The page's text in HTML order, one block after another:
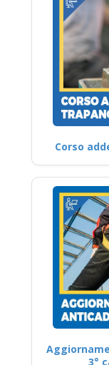
Corso
3°